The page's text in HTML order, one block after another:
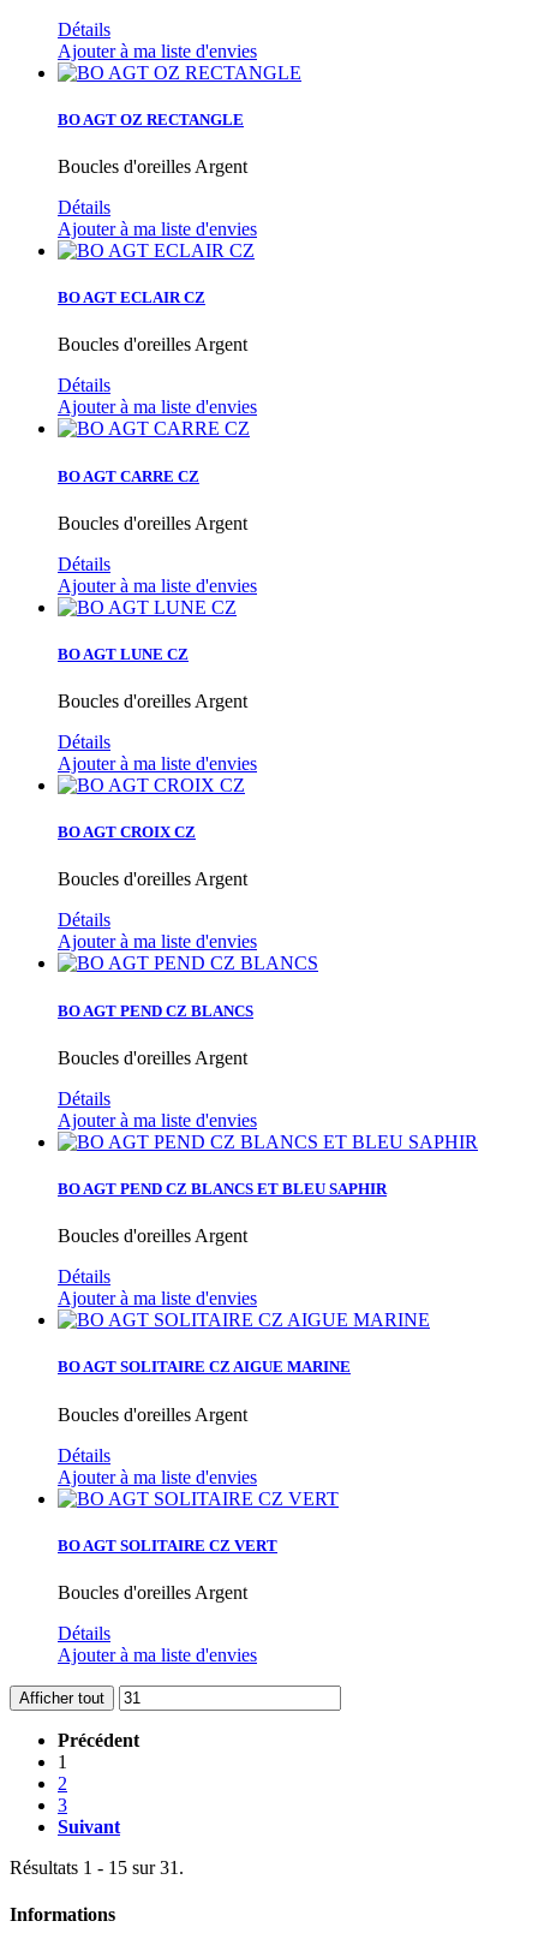
Détails
Ajouter à ma liste d'envies
BO AGT OZ RECTANGLE
Boucles d'oreilles Argent
Détails
Ajouter à ma liste d'envies
BO AGT ECLAIR CZ
Boucles d'oreilles Argent
Détails
Ajouter à ma liste d'envies
BO AGT CARRE CZ
Boucles d'oreilles Argent
Détails
Ajouter à ma liste d'envies
BO AGT LUNE CZ
Boucles d'oreilles Argent
Détails
Ajouter à ma liste d'envies
BO AGT CROIX CZ
Boucles d'oreilles Argent
Détails
Ajouter à ma liste d'envies
BO AGT PEND CZ BLANCS
Boucles d'oreilles Argent
Détails
Ajouter à ma liste d'envies
BO AGT PEND CZ BLANCS ET BLEU SAPHIR
Boucles d'oreilles Argent
Détails
Ajouter à ma liste d'envies
BO AGT SOLITAIRE CZ AIGUE MARINE
Boucles d'oreilles Argent
Détails
Ajouter à ma liste d'envies
BO AGT SOLITAIRE CZ VERT
Boucles d'oreilles Argent
Détails
Ajouter à ma liste d'envies
Afficher tout
Précédent
1
2
3
Suivant
Résultats 1 - 15 sur 31.
Informations